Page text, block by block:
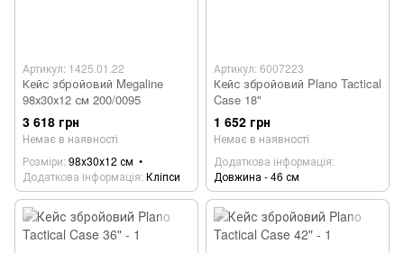
Артикул: 1425.01.22
Кейс збройовий Megaline
98х30х12 см 200/0095
3 618 грн
Немає в наявності
Розміри 98х30х12 см
Додаткова інформація Кліпси
Артикул: 6007223
Кейс збройовий Plano Tactical
Case 18"
1 652 грн
Немає в наявності
Додаткова інформація
Довжина - 46 см